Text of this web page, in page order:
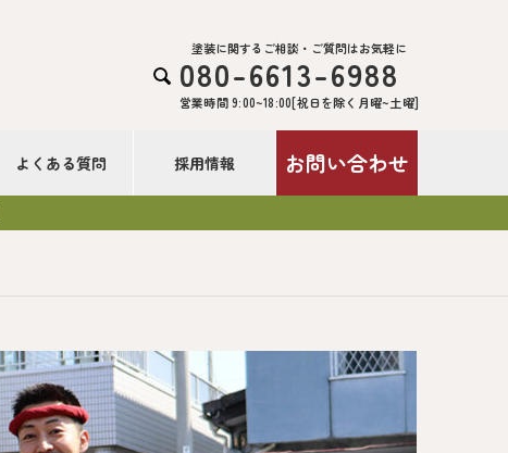

塗装に関するご相談・ご質問はお気軽に
080-6613-6988
営業時間 9:00~18:00[祝日を除く月曜~土曜]
よくある質問 採用情報 お問い合わせ